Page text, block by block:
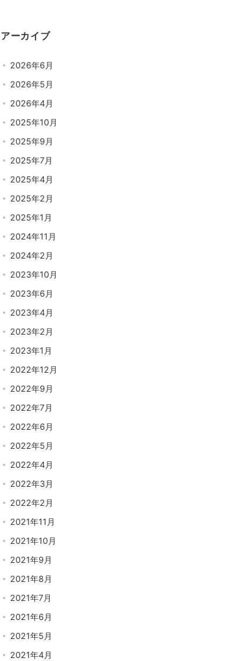
アーカイブ
2026年6月
2026年5月
2026年4月
2025年10月
2025年9月
2025年7月
2025年4月
2025年2月
2025年1月
2024年11月
2024年2月
2023年10月
2023年6月
2023年4月
2023年2月
2023年1月
2022年12月
2022年9月
2022年7月
2022年6月
2022年5月
2022年4月
2022年3月
2022年2月
2021年11月
2021年10月
2021年9月
2021年8月
2021年7月
2021年6月
2021年5月
2021年4月